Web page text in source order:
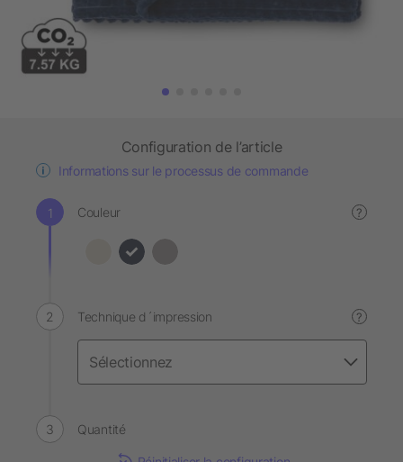
Configuration de l’article
Informations sur le processus de commande
Couleur ?
Technique d´impression ?
Quantité